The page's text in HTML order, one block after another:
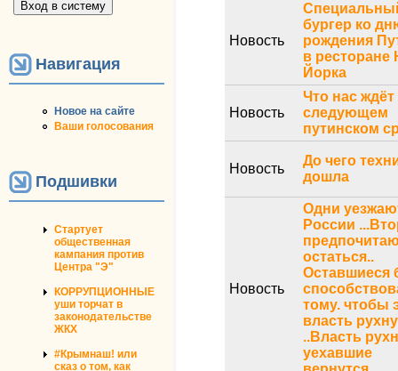
Навигация
Новое на сайте
Ваши голосования
Подшивки
Стартует
общественная
кампания против
Центра "Э"
КОРРУПЦИОННЫЕ
уши торчат в
законодательстве
ЖКХ
#Крымнаш! или
сказ о том, как
Новость
бургер ко
рождения
в ресторане
Йорка
Новость
Что нас ждёт
следующем
путинском
Новость
До чего
дошла
Новость
Одни
России
остаться..
Оставшиеся
тому. чтобы
власть
..Власть
уехавшие